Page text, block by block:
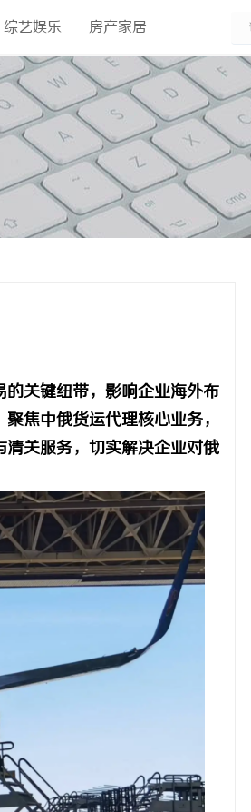
综艺娱乐 房产家居
关键纽带，影响企业海外布
焦中俄货运代理核心业务，
关服务，切实解决企业对俄